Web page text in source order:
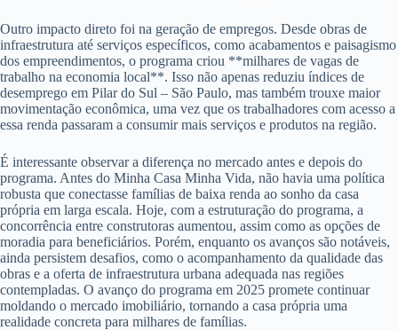
Outro impacto direto foi na geração de empregos. Desde obras de
infraestrutura até serviços específicos, como acabamentos e paisagismo
dos empreendimentos, o programa criou **milhares de vagas de
trabalho na economia local**. Isso não apenas reduziu índices de
desemprego em Pilar do Sul – São Paulo, mas também trouxe maior
movimentação econômica, uma vez que os trabalhadores com acesso a
essa renda passaram a consumir mais serviços e produtos na região.
É interessante observar a diferença no mercado antes e depois do
programa. Antes do Minha Casa Minha Vida, não havia uma política
robusta que conectasse famílias de baixa renda ao sonho da casa
própria em larga escala. Hoje, com a estruturação do programa, a
concorrência entre construtoras aumentou, assim como as opções de
moradia para beneficiários. Porém, enquanto os avanços são notáveis,
ainda persistem desafios, como o acompanhamento da qualidade das
obras e a oferta de infraestrutura urbana adequada nas regiões
contempladas. O avanço do programa em 2025 promete continuar
moldando o mercado imobiliário, tornando a casa própria uma
realidade concreta para milhares de famílias.